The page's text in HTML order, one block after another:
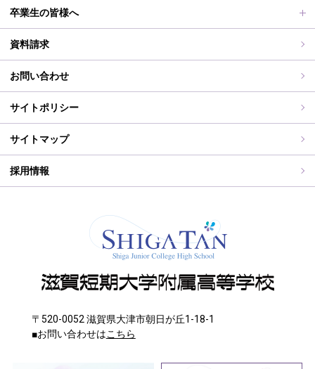
滋賀短期大学への推薦制度
2026年度（令和8年度）募集概要
過去の入試問題
制服紹介
海外研修旅行
学校行事
保護者の皆様へ
PT通信
卒業生の皆様へ
各種証明書交付について
同窓会事務局よりお知らせ
同窓会報（すみれ）、すみれweb
ご住所変更
資料請求
お問い合わせ
サイトポリシー
サイトマップ
採用情報
〒520-0052 滋賀県大津市朝日が丘1-18-1
■お問い合わせはこちら